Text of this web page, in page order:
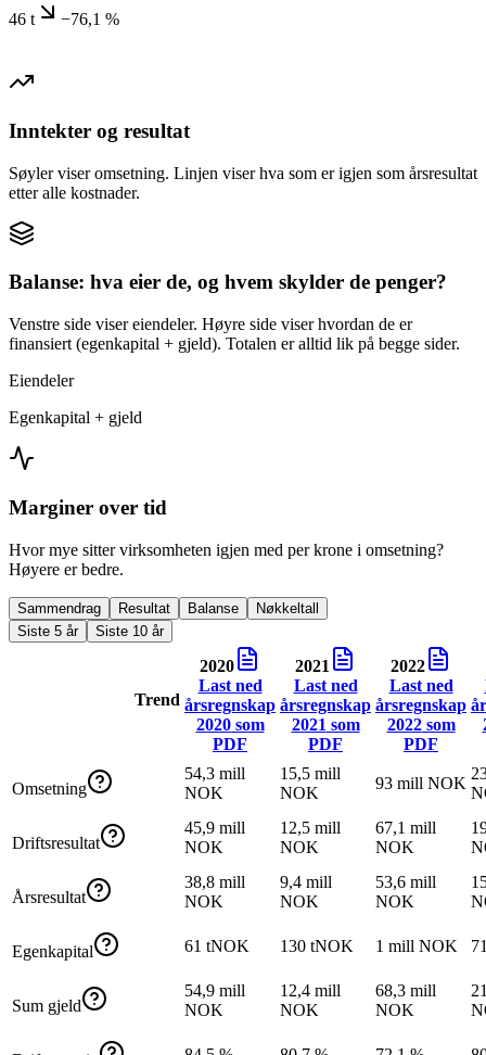
46 t
−76,1 %
Inntekter og resultat
Søyler viser omsetning. Linjen viser hva som er igjen som årsresultat
etter alle kostnader.
Balanse: hva eier de, og hvem skylder de penger?
Venstre side viser eiendeler. Høyre side viser hvordan de er
finansiert (egenkapital + gjeld). Totalen er alltid lik på begge sider.
Eiendeler
Egenkapital + gjeld
Marginer over tid
Hvor mye sitter virksomheten igjen med per krone i omsetning?
Høyere er bedre.
Sammendrag Resultat Balanse
Nøkkeltall
Siste 5 år
Siste 10 år
Trend
2020
Last ned
årsregnskap
2020som
PDF
2021
Last ned
årsregnskap
2021 som
PDF
2022
Last ned
årsregnskap
2022som
PDF
Omsetning
54,3 mill
NOK
15,5 mill
NOK
93 mill NOK
Driftsresultat
45,9 mill
NOK
12,5 mill
NOK
67,1 mill
NOK
Årsresultat
38,8 mill
NOK
9,4 mill
NOK
53,6 mill
NOK
Egenkapital 61 tNOK 130 tNOK 1 mill NOK
Sum gjeld
54,9 mill
NOK
12,4 mill
NOK
68,3 mill
NOK